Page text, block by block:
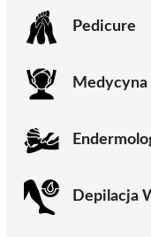
Pedicure
Depilacja